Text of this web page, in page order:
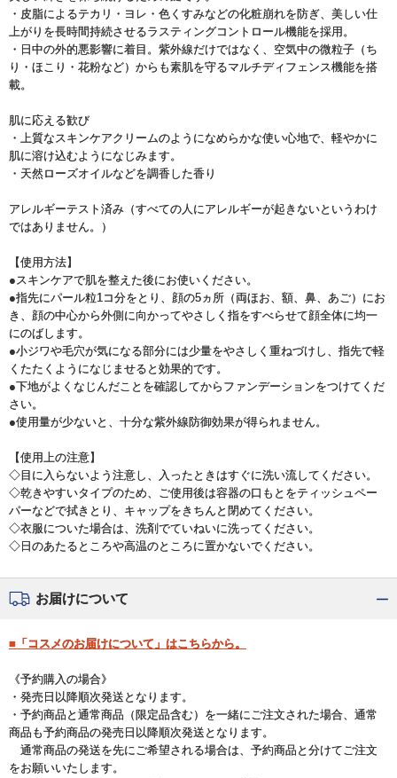
・皮脂によるテカリ・ヨレ・色くすみなどの化粧崩れを防ぎ、美しい仕
上がりを長時間持続させるラスティングコントロール機能を採用。
・日中の外的悪影響に着目。紫外線だけではなく、空気中の微粒子（ち
り・ほこり・花粉など）からも素肌を守るマルチディフェンス機能を搭
載。
肌に応える歓び
・上質なスキンケアクリームのようになめらかな使い心地で、軽やかに
肌に溶け込むようになじみます。
・天然ローズオイルなどを調香した香り
アレルギーテスト済み（すべての人にアレルギーが起きないというわけ
ではありません。）
【使用方法】
●スキンケアで肌を整えた後にお使いください。
●指先にパール粒1コ分をとり、顔の5ヵ所（両ほお、額、鼻、あご）にお
き、顔の中心から外側に向かってやさしく指をすべらせて顔全体に均一
にのばします。
●小ジワや毛穴が気になる部分には少量をやさしく重ねづけし、指先で軽
くたたくようになじませると効果的です。
●下地がよくなじんだことを確認してからファンデーションをつけてくだ
さい。
●使用量が少ないと、十分な紫外線防御効果が得られません。
【使用上の注意】
◇目に入らないよう注意し、入ったときはすぐに洗い流してください。
◇乾きやすいタイプのため、ご使用後は容器の口もとをティッシュペー
パーなどで拭きとり、キャップをきちんと閉めてください。
◇衣服についた場合は、洗剤でていねいに洗ってください。
◇日のあたるところや高温のところに置かないでください。
お届けについて
■「コスメのお届けについて」はこちらから。
《予約購入の場合》
・発売日以降順次発送となります。
・予約商品と通常商品（限定品含む）を一緒にご注文された場合、通常
商品も予約商品の発売日以降順次発送となります。
通常商品の発送を先にご希望される場合は、予約商品と分けてご注文
をお願いいたします。